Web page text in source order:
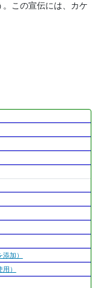
この宣伝には、カケ
加）
）